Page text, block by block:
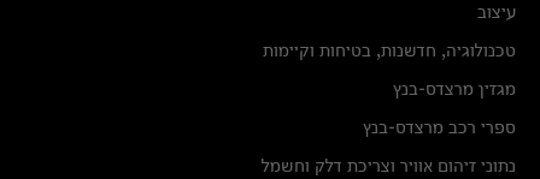
עיצוב
טכנולוגיה, חדשנות, בטיחות וקיימות
מגזין מרצדס-בנץ
ספרי רכב מרצדס-בנץ
נתוני זיהום אוויר וצריכת דלק וחשמל